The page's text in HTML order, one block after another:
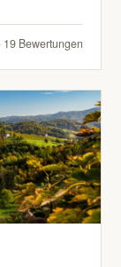
19 Bewertungen